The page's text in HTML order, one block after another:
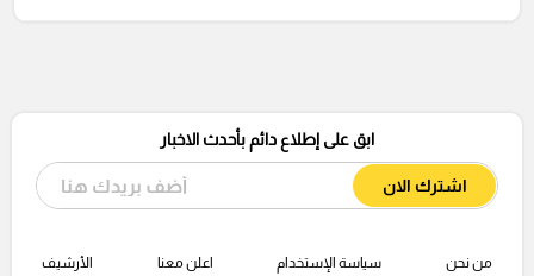
ابق على إطلاع دائم بأحدث الاخبار
اشترك الان
من نحن سياسة الإستخدام اعلن معنا الأرشيف